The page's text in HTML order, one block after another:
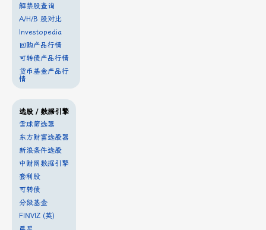
解禁股查询
A/H/B 股对比
Investopedia
回购产品行情
可转债产品行情
货币基金产品行
情
选股 / 数据引擎
雪球筛选器
东方财富选股器
新浪条件选股
中财网数据引擎
套利股
可转债
分级基金
FINVIZ (英)